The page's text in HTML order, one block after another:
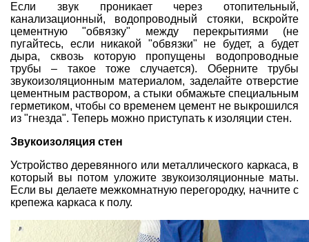
Если звук проникает через отопительный,
канализационный, водопроводный стояки, вскройте
цементную "обвязку" между перекрытиями (не
пугайтесь, если никакой "обвязки" не будет, а будет
дыра, сквозь которую пропущены водопроводные
трубы – такое тоже случается). Оберните трубы
звукоизоляционным материалом, заделайте отверстие
цементным раствором, а стыки обмажьте специальным
герметиком, чтобы со временем цемент не выкрошился
из "гнезда". Теперь можно приступать к изоляции стен.
Звукоизоляция стен
Устройство деревянного или металлического каркаса, в
который вы потом уложите звукоизоляционные маты.
Если вы делаете межкомнатную перегородку, начните с
крепежа каркаса к полу.